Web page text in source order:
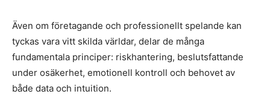
Även om företagande och professionellt spelande kan
tyckas vara vitt skilda världar, delar de många
fundamentala principer: riskhantering, beslutsfattande
under osäkerhet, emotionell kontroll och behovet av
både data och intuition.